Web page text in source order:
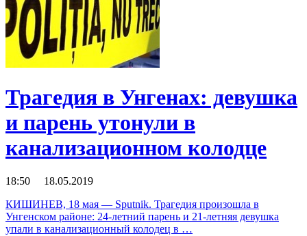
Трагедия в Унгенах: девушка
и парень утонули в
канализационном колодце
18:50 18.05.2019
КИШИНЕВ, 18 мая — Sputnik. Трагедия произошла в
Унгенском районе: 24-летний парень и 21-летняя девушка
упали в канализационный колодец в …